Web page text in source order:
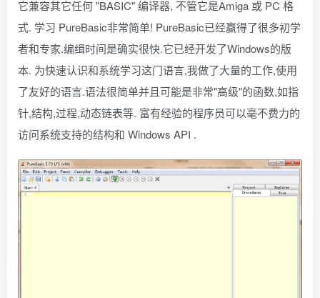
它兼容其它任何 "BASIC" 编译器, 不管它是Amiga 或 PC 格
式. 学习 PureBasic非常简单! PureBasic已经赢得了很多初学
者和专家.编缉时间是确实很快.它已经开发了Windows的版
本. 为快速认识和系统学习这门语言,我做了大量的工作,使用
了友好的语言.语法很简单并且可能是非常"高级"的函数,如指
针,结构,过程,动态链表等. 富有经验的程序员可以毫不费力的
访问系统支持的结构和 Windows API .